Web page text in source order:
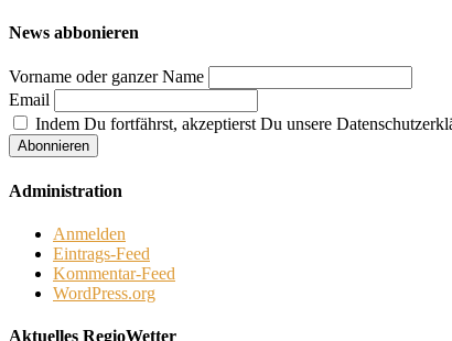
News abbonieren
Vorname oder ganzer Name
Email
Indem Du fortfährst, akzeptierst Du unsere
Administration
Anmelden
Eintrags-Feed
Kommentar-Feed
WordPress.org
Aktuelles RegioWetter